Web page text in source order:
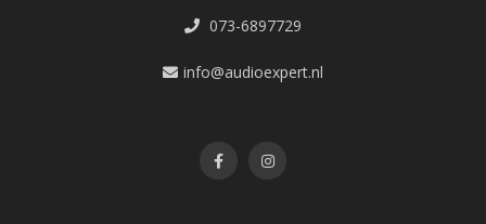
073-6897729
info@audioexpert.nl